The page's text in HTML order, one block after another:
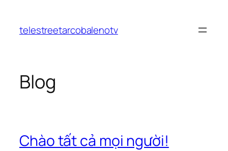
phầntelestreetarcobalenotv
Blog
Chào tất cả mọi người!